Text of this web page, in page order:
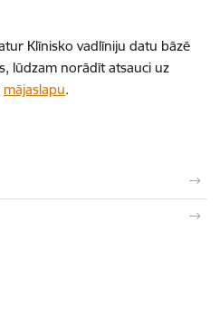
Klīnisko vadlīniju datu bāzē
lūdzam norādīt atsauci uz
mājaslapu.